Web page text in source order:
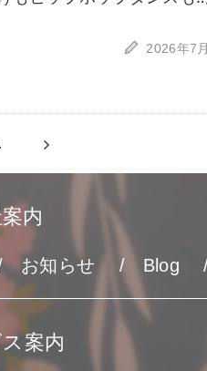
2026年7
Next
page
内
お知らせ Blog
案内